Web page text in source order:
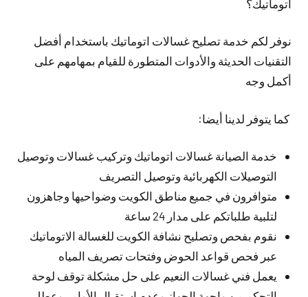
اتوماتيك؟
نوفر لكم خدمة تصليح غسالات اتوماتيك باستخدام أفضل
التقنيات الحديثة والأدوات المتطورة للقيام بمهامهم على
أكمل وجه
كما يتوفر لدينا أيضا:
خدمة الصيانة غسالات اتوماتيك وتركيب غسالات وتوصيل
التوصيلات الكهربائية وتوصيل التصريف
متوافرون في جميع مناطق الكويت وضواحيها وجاهزون
لتلبية طلباتكم على مدار 24 ساعة
نقوم بفحص وتصليح نشافة الكويت للغسالة الاتوماتيك
عبر فحص قواعد الحوض وفتحات تصريف المياه
يعمل فني غسالات النعيم على حل مشكلة توقف لوحة